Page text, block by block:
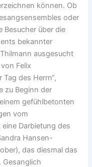
können. Ob
oder
Besucher über die
bekannter
ausgesucht
Felix
des Herrn“,
zu Beginn der
gefühlbetonten
vom
Darbietung des
Hansen-
das diesmal das
Gesanglich